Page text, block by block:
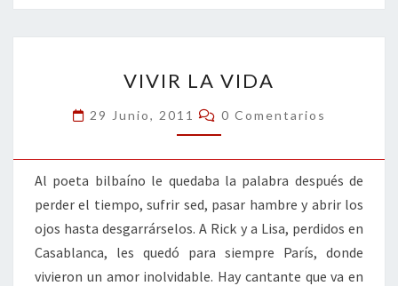
o
o
er dI
n
l
p
ar
tir
LA
VIDA
VIVIR LA VIDA
29 Junio, 2011 Comentarios
0 Comentarios
Al poeta bilbaíno le quedaba la palabra después de
perder el tiempo, sufrir sed, pasar hambre y abrir los
ojos hasta desgarrárselos. A Rick y a Lisa, perdidos en
Casablanca, les quedó para siempre París, donde
vivieron un amor inolvidable. Hay cantante que va en